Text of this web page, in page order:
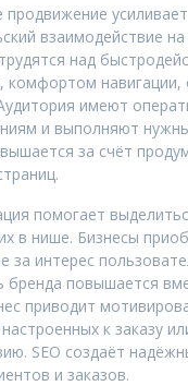
продвижение усиливает
взаимодействие на
над
комфортом навигации,
имеют
и выполняют
за счёт
помогает
в нише. Бизнесы
за интерес
бренда повышается
приводит
к заказу
SEO создаёт
и заказов.